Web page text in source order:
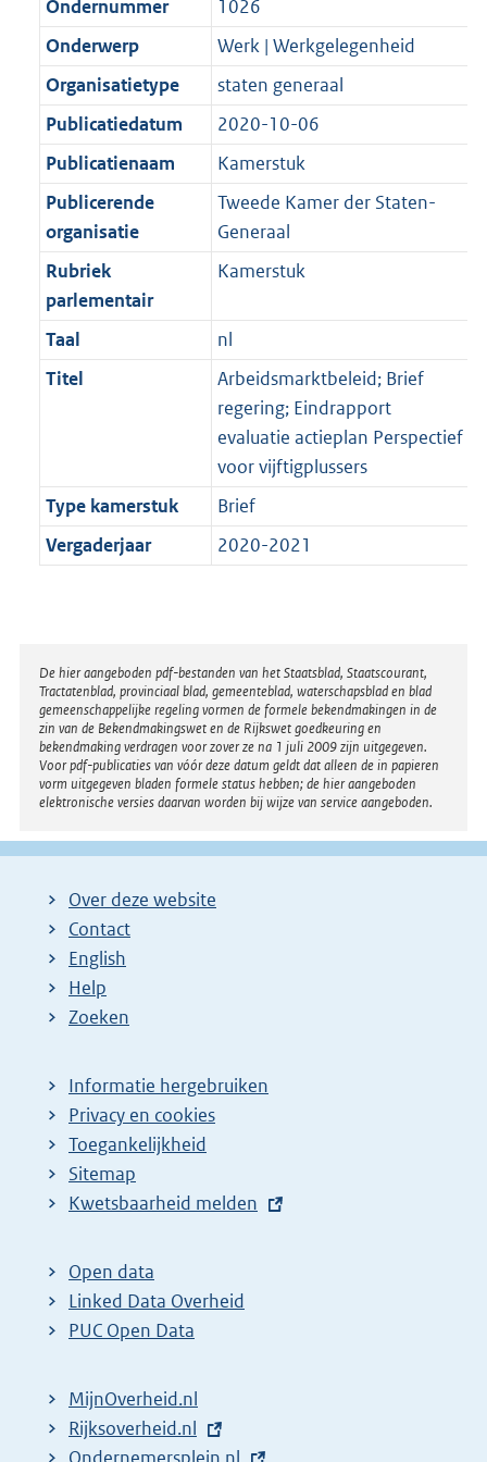
Ondernummer
1026
Onderwerp
Werk | Werkgelegenheid
Organisatietype
staten generaal
Publicatiedatum
2020-10-06
Publicatienaam
Kamerstuk
Publicerende
organisatie
Tweede Kamer der Staten-
Generaal
Rubriek
parlementair
Kamerstuk
Taal
nl
Titel
Arbeidsmarktbeleid; Brief
regering; Eindrapport
evaluatie actieplan Perspectief
voor vijftigplussers
Type kamerstuk
Brief
Vergaderjaar
2020-2021
Disclaimer
De hier aangeboden pdf-bestanden van het Staatsblad, Staatscourant,
Tractatenblad, provinciaal blad, gemeenteblad, waterschapsblad en blad
gemeenschappelijke regeling vormen de formele bekendmakingen in de
zin van de Bekendmakingswet en de Rijkswet goedkeuring en
bekendmaking verdragen voor zover ze na 1 juli 2009 zijn uitgegeven.
Voor pdf-publicaties van vóór deze datum geldt dat alleen de in papieren
vorm uitgegeven bladen formele status hebben; de hier aangeboden
elektronische versies daarvan worden bij wijze van service aangeboden.
Over deze website
Contact
English
Help
Zoeken
Informatie hergebruiken
Privacy en cookies
Toegankelijkheid
Sitemap
E
t
e
r
l
i
Kwetsbaarheid melden
Open data
Linked Data Overheid
PUC Open Data
MijnOverheid.nl
E
x
Rijksoverheid.nl
E
Ondernemersplein.nl